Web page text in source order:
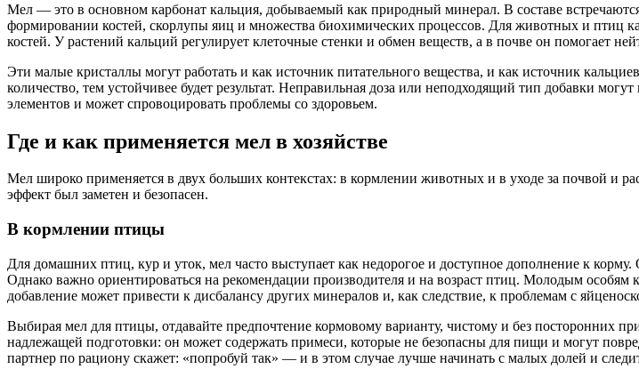
Мел — это в основном карбонат кальция, добываемый как природный минерал. В составе
формировании костей, скорлупы яиц и множества биохимических процессов. Для животных и птиц
костей. У растений кальций регулирует клеточные стенки и обмен веществ, а в почве он помогает
Эти малые кристаллы могут работать и как источник питательного вещества, и как источник
количество, тем устойчивее будет результат. Неправильная доза или неподходящий тип добавки
элементов и может спровоцировать проблемы со здоровьем.
Где и как применяется мел в хозяйстве
Мел широко применяется в двух больших контекстах: в кормлении животных и в уходе за почвой и
эффект был заметен и безопасен.
В кормлении птицы
Для домашних птиц, кур и уток, мел часто выступает как недорогое и доступное дополнение к
Однако важно ориентироваться на рекомендации производителя и на возраст птиц. Молодым
добавление может привести к дисбалансу других минералов и, как следствие, к проблемам с
Выбирая мел для птицы, отдавайте предпочтение кормовому варианту, чистому и без посторонних
надлежащей подготовки: он может содержать примеси, которые не безопасны для пищи и могут
партнер по рациону скажет: «попробуй так» — и в этом случае лучше начинать с малых долей и